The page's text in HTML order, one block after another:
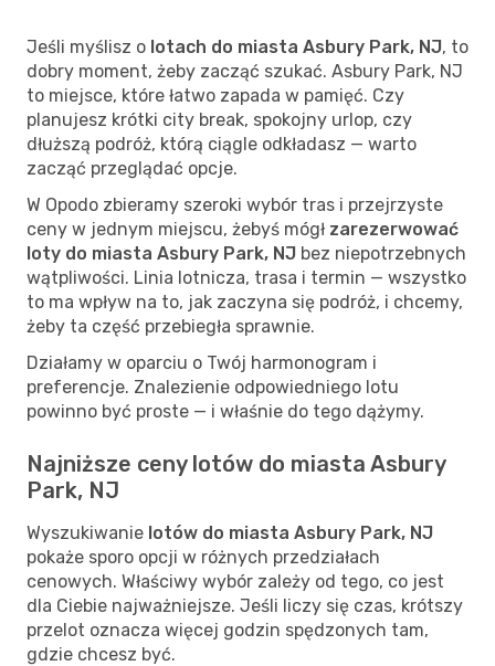
Jeśli myślisz o lotach do miasta Asbury Park, NJ, to
dobry moment, żeby zacząć szukać. Asbury Park, NJ
to miejsce, które łatwo zapada w pamięć. Czy
planujesz krótki city break, spokojny urlop, czy
dłuższą podróż, którą ciągle odkładasz — warto
zacząć przeglądać opcje.
W Opodo zbieramy szeroki wybór tras i przejrzyste
ceny w jednym miejscu, żebyś mógł zarezerwować
loty do miasta Asbury Park, NJ bez niepotrzebnych
wątpliwości. Linia lotnicza, trasa i termin — wszystko
to ma wpływ na to, jak zaczyna się podróż, i chcemy,
żeby ta część przebiegła sprawnie.
Działamy w oparciu o Twój harmonogram i
preferencje. Znalezienie odpowiedniego lotu
powinno być proste — i właśnie do tego dążymy.
Najniższe ceny lotów do miasta Asbury
Park, NJ
Wyszukiwanie lotów do miasta Asbury Park, NJ
pokaże sporo opcji w różnych przedziałach
cenowych. Właściwy wybór zależy od tego, co jest
dla Ciebie najważniejsze. Jeśli liczy się czas, krótszy
przelot oznacza więcej godzin spędzonych tam,
gdzie chcesz być.